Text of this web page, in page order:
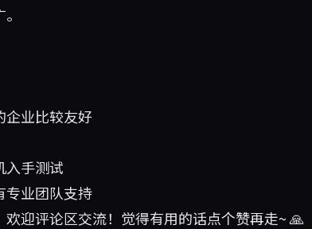
企业比较友好
入手测试
专业团队支持
迎评论区交流！觉得有用的话点个赞再走~ 🙏